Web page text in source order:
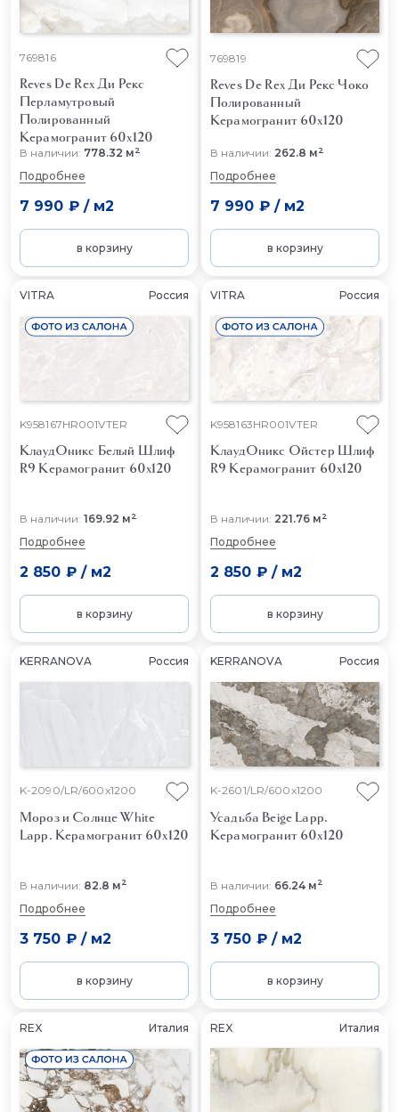
769816
Reves De Rex Ди Рекс
Перламутровый
Полированный
Керамогранит 60x120
В наличии: 778.32 м2
Подробнее
7 990 ₽/ м2
в корзину
769819
Reves De Rex Ди Рекс Чоко
Полированный
Керамогранит 60x120
В наличии: 262.8 м2
Подробнее
7 990 ₽/ м2
в корзину
VITRA Россия
K958167HR001VTER
КлаудОникс Белый Шлиф
R9 Керамогранит 60x120
В наличии: 169.92 м2
Подробнее
2 850 ₽/ м2
в корзину
VITRA Россия
K958163HR001VTER
КлаудОникс Ойстер Шлиф
R9 Керамогранит 60x120
В наличии: 221.76 м2
Подробнее
2 850 ₽/ м2
в корзину
KERRANOVA Россия
K-2090/LR/600x1200
Мороз и Солнце White
Lapp. Керамогранит 60x120
В наличии: 82.8 м2
Подробнее
3 750 ₽/ м2
в корзину
KERRANOVA Россия
K-2601/LR/600x1200
Усадьба Beige Lapp.
Керамогранит 60x120
В наличии: 66.24 м2
Подробнее
3 750 ₽/ м2
в корзину
REX Италия REX Италия